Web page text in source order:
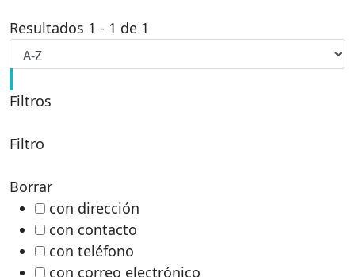
Resultados 1 - 1 de 1
Filtros
Filtro
Borrar
con dirección
con contacto
con teléfono
con correo electrónico